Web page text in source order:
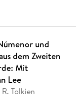
und
dem Zweiten
Mit
Lee
Tolkien